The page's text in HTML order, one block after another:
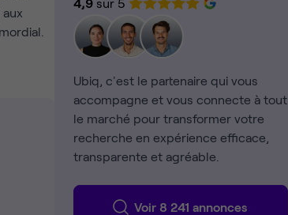
Ubiq, c'est le partenaire qui vous
accompagne et vous connecte à tout
le marché pour transformer votre
recherche en expérience efficace,
transparente et agréable.
Voir 8 241 annonces